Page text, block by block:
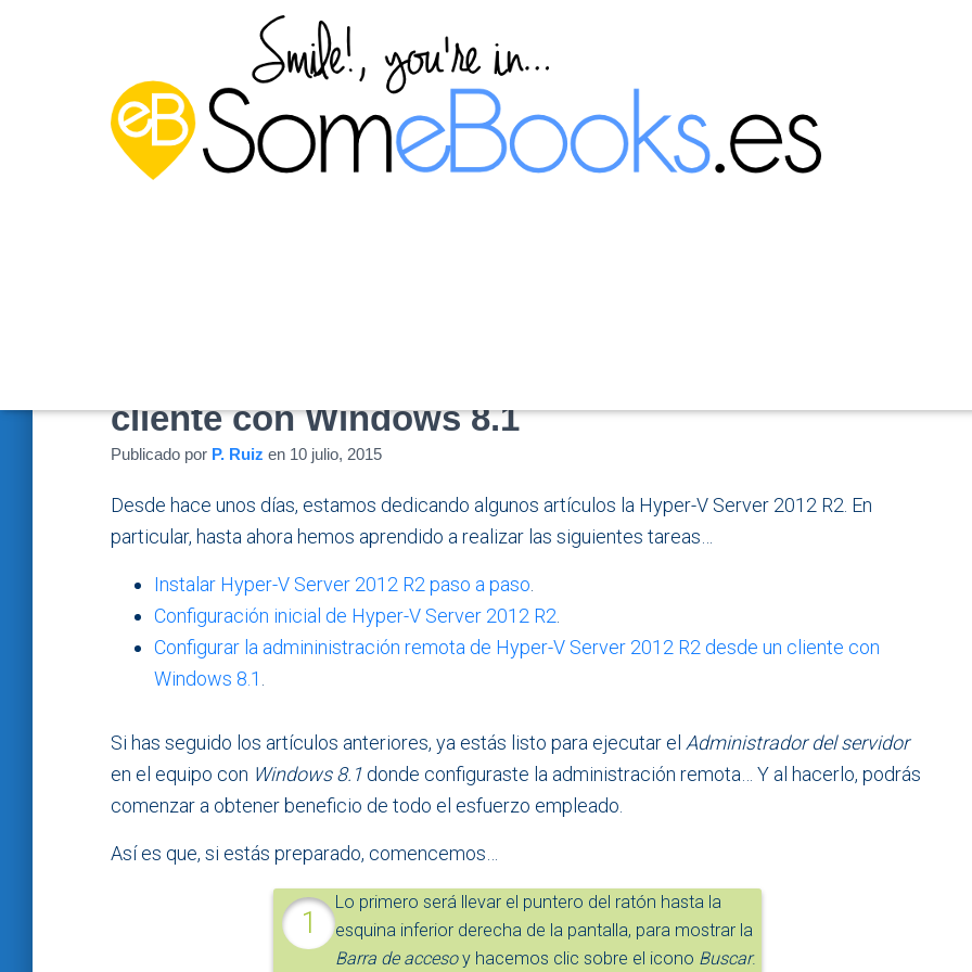
cliente con Windows 8.1
Publicado por P. Ruiz en 10 julio, 2015
Desde hace unos días, estamos dedicando algunos artículos la Hyper-V Server 2012 R2. En
particular, hasta ahora hemos aprendido a realizar las siguientes tareas…
Instalar Hyper-V Server 2012 R2 paso a paso
Configuración inicial de Hyper-V Server 2012 R2
Configurar la admininistración remota de Hyper-V Server 2012 R2 desde un cliente con
Windows 8.1
Si has seguido los artículos anteriores, ya estás listo para ejecutar el Administrador del servidor
en el equipo con Windows 8.1 donde configuraste la administración remota… Y al hacerlo, podrás
comenzar a obtener beneficio de todo el esfuerzo empleado.
Así es que, si estás preparado, comencemos…
Lo primero será llevar el puntero del ratón hasta la
esquina inferior derecha de la pantalla, para mostrar la
Barra de accesoy hacemos clic sobre el icono Buscar.